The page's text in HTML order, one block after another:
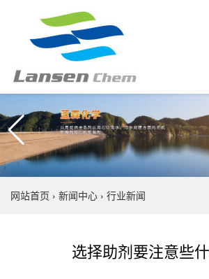
网站首页 › 新闻中心 › 行业新闻
选择助剂要注意些什